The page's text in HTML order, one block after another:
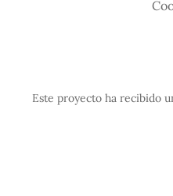
Este proyecto ha recibido